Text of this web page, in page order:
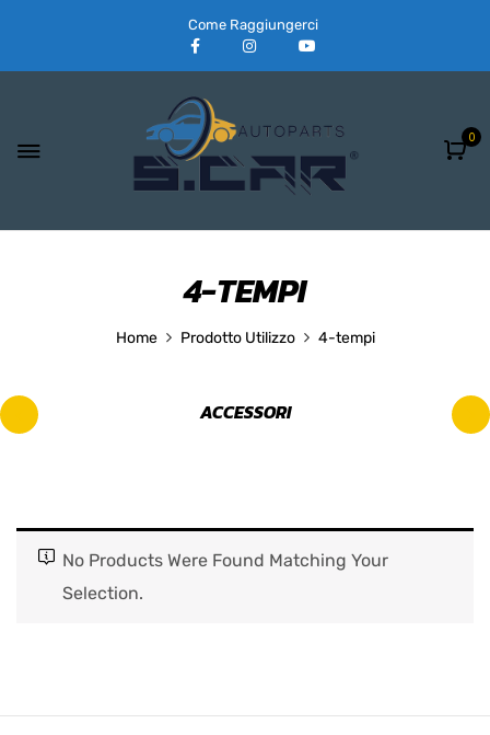
Come Raggiungerci
0
4-TEMPI
Home Prodotto Utilizzo 4-tempi
ACCESSORI
No Products Were Found Matching Your
Selection.